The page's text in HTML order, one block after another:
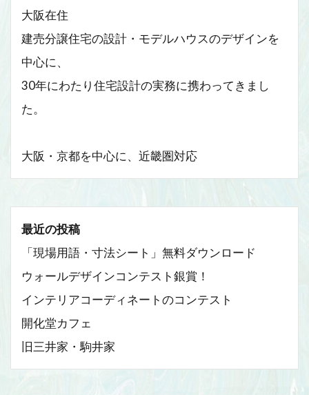
大阪在住
建売分譲住宅の設計・モデルハウスのデザインを
中心に、
30年にわたり住宅設計の実務に携わってきまし
た。
大阪・京都を中心に、近畿圏対応
最近の投稿
「現場用語・寸法シート」無料ダウンロード
ウォールデザインコンテスト銀賞！
インテリアコーディネートのコンテスト
開化堂カフェ
旧三井家・駒井家